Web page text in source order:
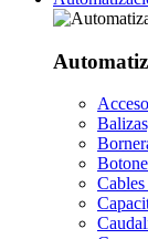
Cables